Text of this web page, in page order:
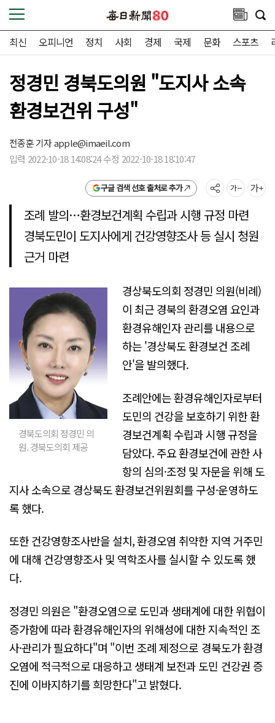
최신 오피니언 정치 사회 경제 국제 문화 스포츠
정경민 경북도의원 "도지사 소속
환경보건위 구성"
전종훈 기자apple@imaeil.com
입력 2022-10-18 14:08:24 수정 2022-10-18 18:10:47
구글 검색 선호 출처로 추가
조례 발의…환경보건계획 수립과 시행 규정 마련
경북도민이 도지사에게 건강영향조사 등 실시 청원
근거 마련
경북도의회 정경민 의
원. 경북도의회 제공
경상북도의회 정경민 의원(비례)
이 최근 경북의 환경오염 요인과
환경유해인자 관리를 내용으로
하는 '경상북도 환경보건 조례
안'을 발의했다.
조례안에는 환경유해인자로부터
도민의 건강을 보호하기 위한 환
경보건계획 수립과 시행 규정을
담았다. 주요 환경보건에 관한 사
항의 심의·조정 및 자문을 위해 도
지사 소속으로 경상북도 환경보건위원회를 구성·운영하도
록 했다.
또한 건강영향조사반을 설치, 환경오염 취약한 지역 거주민
에 대해 건강영향조사 및 역학조사를 실시할 수 있도록 했
다.
정경민 의원은 "환경오염으로 도민과 생태계에 대한 위협이
증가함에 따라 환경유해인자의 위해성에 대한 지속적인 조
사·관리가 필요하다"며 "이번 조례 제정으로 경북도가 환경
오염에 적극적으로 대응하고 생태계 보전과 도민 건강권 증
진에 이바지하기를 희망한다"고 밝혔다.